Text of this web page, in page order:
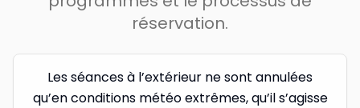
réservation.
Les séances à l’extérieur ne sont annulées
qu’en conditions météo extrêmes, qu’il s’agisse